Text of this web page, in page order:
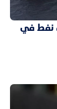
نفط في